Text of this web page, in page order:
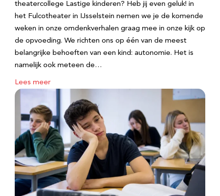
theatercollege Lastige kinderen? Heb jij even geluk! in
het Fulcotheater in IJsselstein nemen we je de komende
weken in onze omdenkverhalen graag mee in onze kijk op
de opvoeding. We richten ons op één van de meest
belangrijke behoeften van een kind: autonomie. Het is
namelijk ook meteen de…
Lees meer